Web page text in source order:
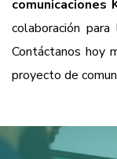
comunicaciones
colaboración
Contáctanos hoy
proyecto de